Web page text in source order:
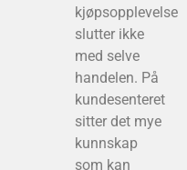
kjøpsopplevelse
slutter ikke
med selve
handelen. På
kundesenteret
sitter det mye
kunnskap
som kan